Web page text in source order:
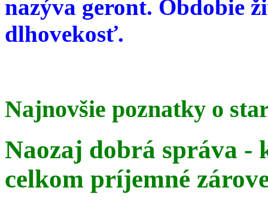
nazýva geront. Obdobie
dlhovekosť.
Najnovšie poznatky o
Naozaj dobrá správa -
celkom príjemné